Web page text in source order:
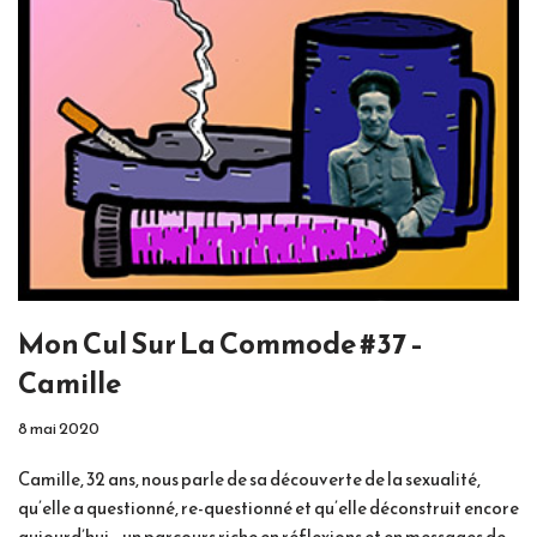
Mon Cul Sur La Commode #37 –
Camille
8 mai 2020
Camille, 32 ans, nous parle de sa découverte de la sexualité,
qu’elle a questionné, re-questionné et qu’elle déconstruit encore